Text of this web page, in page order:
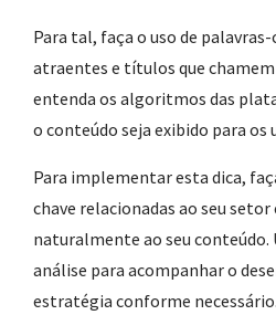
Para tal, faça o uso de
atraentes e títulos que
entenda os algoritmos das
o conteúdo seja exibido para os
Para implementar esta dica,
chave relacionadas ao seu
naturalmente ao seu conteúdo.
análise para acompanhar o
estratégia conforme necessário.